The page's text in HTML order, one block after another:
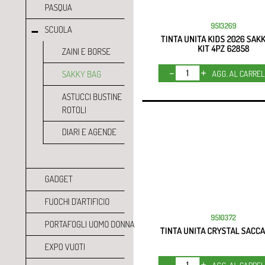
PASQUA
SCUOLA
ZAINI E BORSE
SAKKY BAG
ASTUCCI BUSTINE
ROTOLI
DIARI E AGENDE
GADGET
FUOCHI D'ARTIFICIO
PORTAFOGLI UOMO DONNA
EXPO VUOTI
9513269
TINTA UNITA KIDS 2026
KIT 4PZ 62858
Quantità
AGG. AL
9510372
TINTA UNITA CRYSTAL
Quantità